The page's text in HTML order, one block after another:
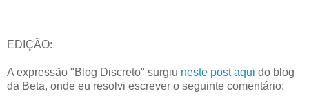
EDIÇÃO:
A expressão "Blog Discreto" surgiu neste post aqui do blog
da Beta, onde eu resolvi escrever o seguinte comentário: